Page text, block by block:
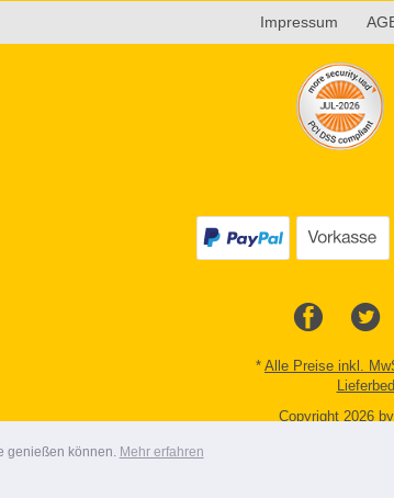
genießen können. Mehr erfahren
Impressum
* Alle Preise inkl.
Copyright 2026